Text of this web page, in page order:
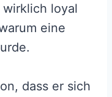
loyal
eine
dass er sich